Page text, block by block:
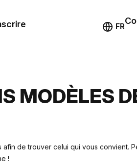
FR
MODÈLES
afin de trouver celui qui vous convient.
!